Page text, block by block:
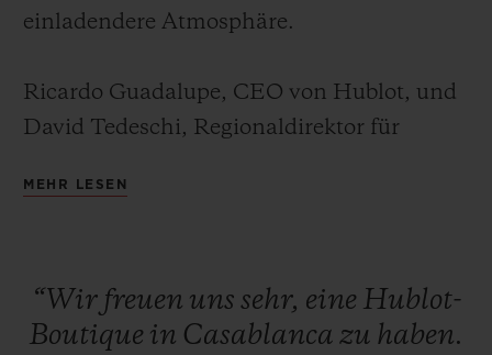
einladendere Atmosphäre.
Ricardo Guadalupe, CEO von Hublot, und
David Tedeschi, Regionaldirektor für
Nahen Osten & Afrika, begrüßten
in Marokko, Kunden, Uhrensammler und
Pressevertreter in der Boutique. Aus diesem
MEHR LESEN
“Wir freuen uns sehr, eine Hublot-
Boutique in Casablanca zu haben.